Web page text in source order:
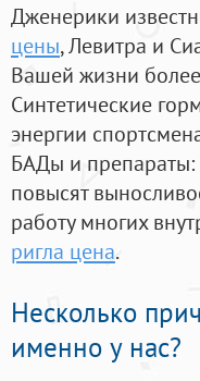
Дженерики
цены, Левитра и
Вашей жизни
Синтетические
энергии
БАДы и препараты:
повысят
работу многих
ригла цена.
Несколько
именно у нас?